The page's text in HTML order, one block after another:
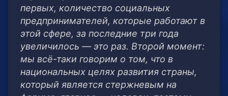
первых, количество социальных
предпринимателей, которые работают в
этой сфере, за последние три года
увеличилось — это раз. Второй момент:
мы всё-таки говорим о том, что в
национальных целях развития страны,
который является стержневым на